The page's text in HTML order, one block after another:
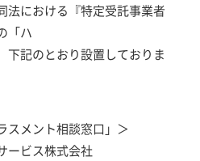
法における『特定受託事業者
「ハ
下記のとおり設置しておりま
スメント相談窓口」＞
ービス株式会社